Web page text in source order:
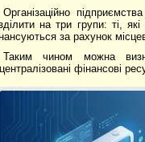
Організаційно
на три групи: ті,
за рахунок
Таким чином можна
фінансові